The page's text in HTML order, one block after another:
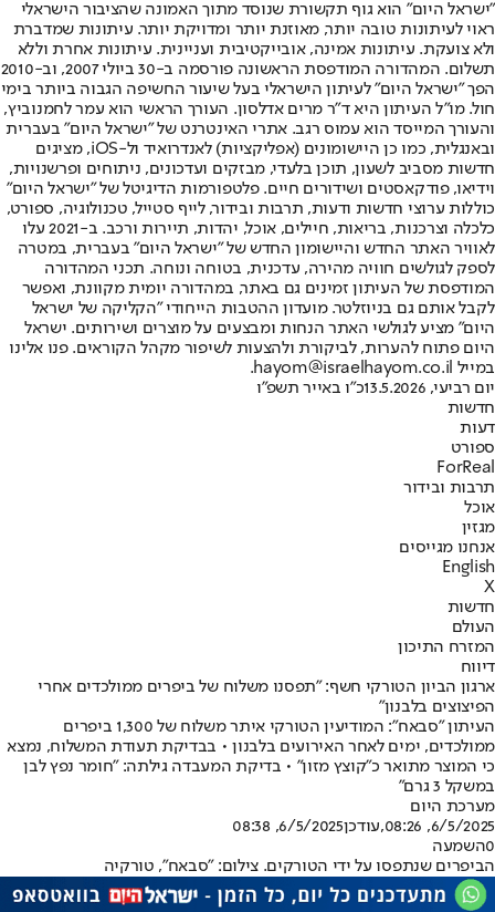
"ישראל היום" הוא גוף תקשורת שנוסד מתוך האמונה שהציבור הישראלי
ראוי לעיתונות טובה יותר, מאוזנת יותר ומדויקת יותר. עיתונות שמדברת
ולא צועקת. עיתונות אמינה, אובייקטיבית ועניינית. עיתונות אחרת וללא
תשלום. המהדורה המודפסת הראשונה פורסמה ב-30 ביולי 2007, וב-2010
הפך "ישראל היום" לעיתון הישראלי בעל שיעור החשיפה הגבוה ביותר בימי
חול. מו"ל העיתון היא ד"ר מרים אדלסון. העורך הראשי הוא עמר לחמנוביץ,
והעורך המייסד הוא עמוס רגב. אתרי האינטרנט של "ישראל היום" בעברית
ובאנגלית, כמו כן היישומונים (אפליקציות) לאנדרואיד ול-iOS, מציגים
חדשות מסביב לשעון, תוכן בלעדי, מבזקים ועדכונים, ניתוחים ופרשנויות,
וידיאו, פודקאסטים ושידורים חיים. פלטפורמות הדיגיטל של "ישראל היום"
כוללות ערוצי חדשות ודעות, תרבות ובידור, לייף סטייל, טכנולוגיה, ספורט,
כלכלה וצרכנות, בריאות, חיילים, אוכל, יהדות, תיירות ורכב. ב-2021 עלו
לאוויר האתר החדש והיישומון החדש של "ישראל היום" בעברית, במטרה
לספק לגולשים חוויה מהירה, עדכנית, בטוחה ונוחה. תכני המהדורה
המודפסת של העיתון זמינים גם באתר, במהדורה יומית מקוונת, ואפשר
לקבל אותם גם בניוזלטר. מועדון ההטבות הייחודי "הקליקה של ישראל
היום" מציע לגולשי האתר הנחות ומבצעים על מוצרים ושירותים. ישראל
היום פתוח להערות, לביקורת ולהצעות לשיפור מקהל הקוראים. פנו אלינו
במייל hayom@israelhayom.co.il.
יום רביעי, 13.5.2026
כ"ו באייר תשפ"ו
חדשות
דעות
ספורט
ForReal
תרבות ובידור
אוכל
מגזין
אנחנו מגייסים
English
X
חדשות
העולם
המזרח התיכון
דיווח
ארגון הביון הטורקי חשף: "תפסנו משלוח של ביפרים ממולכדים אחרי
הפיצוצים בלבנון"
העיתון "סבאח": המודיעין הטורקי איתר משלוח של 1,300 ביפרים
ממולכדים, ימים לאחר האירועים בלבנון • בבדיקת תעודת המשלוח, נמצא
כי המוצר מתואר כ״קוצץ מזון״ • בדיקת המעבדה גילתה: "חומר נפץ לבן
במשקל 3 גרם"
מערכת היום
6/5/2025, 08:26
,עודכן6/5/2025, 08:38
0השמעה
הביפרים שנתפסו על ידי הטורקים. צילום: "סבאח", טורקיה